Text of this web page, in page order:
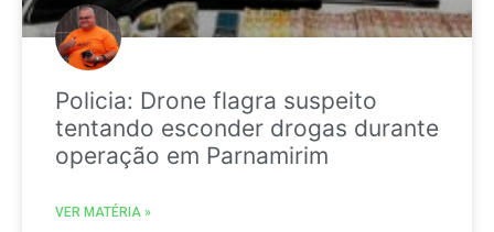
Policia: Drone flagra suspeito
tentando esconder drogas durante
operação em Parnamirim
VER MATÉRIA »